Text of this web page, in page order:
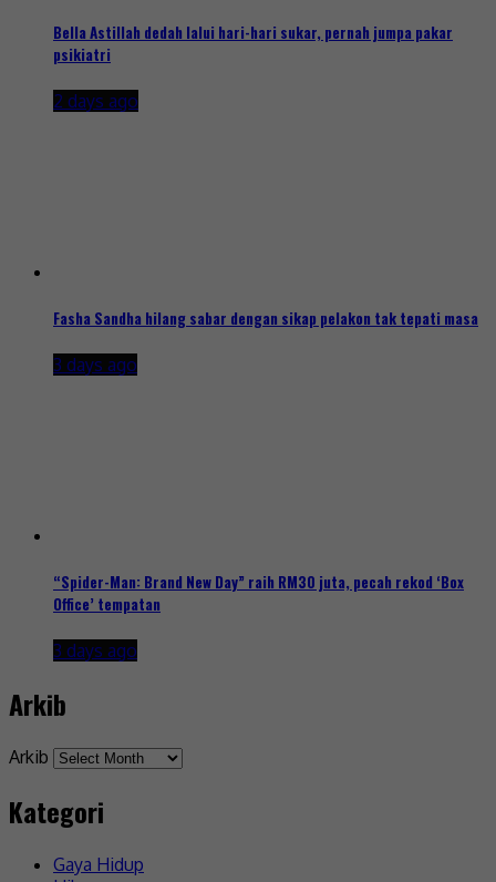
Bella Astillah dedah lalui hari-hari sukar, pernah jumpa pakar
psikiatri
2 days ago
Fasha Sandha hilang sabar dengan sikap pelakon tak tepati masa
3 days ago
“Spider-Man: Brand New Day” raih RM30 juta, pecah rekod ‘Box
Office’ tempatan
3 days ago
Arkib
Arkib
Kategori
Gaya Hidup